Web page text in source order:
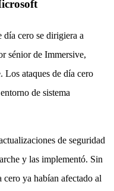
día cero se dirigiera a
sénior de Immersive,
Los ataques de día cero
de sistema
de seguridad
y las implementó. Sin
ya habían afectado al